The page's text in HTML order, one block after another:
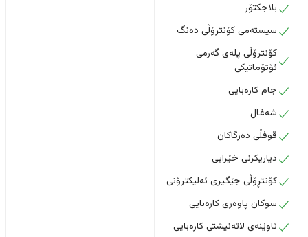
بلاجکتۆر
سیستەمی کۆنترۆڵی دەنگ
کۆنترۆڵی پلەی گەرمی
ئۆتۆماتیکی
جام کارەبایی
شەغال
قوفڵی دەرگاکان
دیاریکرنی خێرایی
کۆنتڕۆڵی جێگیری ئەلیکترۆنی
سوکان پاوەری کارەبایی
ئاوێنەی لاتەنیشتی کارەبایی